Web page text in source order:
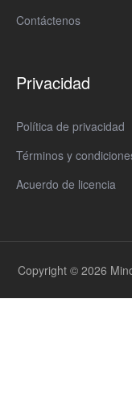
Contáctenos
Privacidad
Política de privacidad
Términos y
Acuerdo de licencia
Copyright © 2026